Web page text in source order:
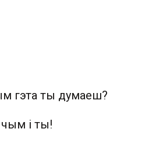
гэта ты думаеш?
і ты!